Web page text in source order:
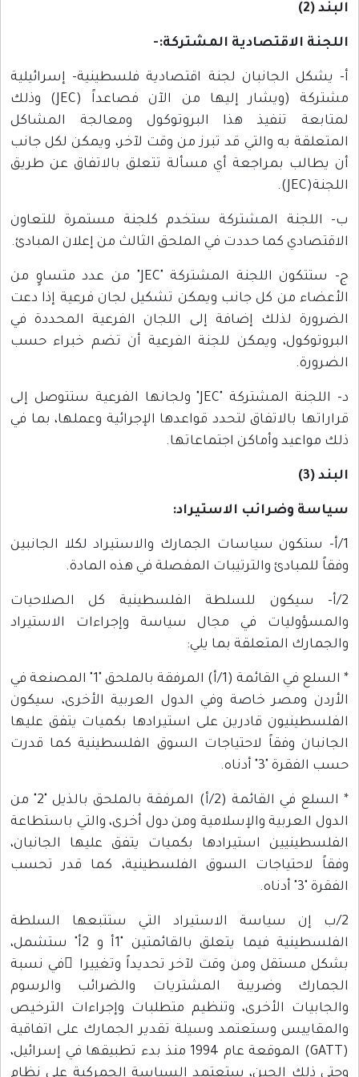
البند (2)
اللجنة الاقتصادية المشتركة:-
أ- يشكل الجانبان لجنة اقتصادية فلسطينية- إسرائيلية
مشتركة (ويشار إليها من الآن فصاعداً (JEC) وذلك
لمتابعة تنفيذ هذا البروتوكول ومعالجة المشاكل
المتعلقة به والتي قد تبرز من وقت لآخر، ويمكن لكل جانب
أن يطالب بمراجعة أي مسألة تتعلق بالاتفاق عن طريق
اللجنة(JEC).
ب- اللجنة المشتركة ستخدم كلجنة مستمرة للتعاون
الاقتصادي كما حددت في الملحق الثالث من إعلان المبادئ.
ج- ستتكون اللجنة المشتركة "JEC" من عدد متساوٍ من
الأعضاء من كل جانب ويمكن تشكيل لجان فرعية إذا دعت
الضرورة لذلك إضافة إلى اللجان الفرعية المحددة في
البروتوكول، ويمكن للجنة الفرعية أن تضم خبراء حسب
الضرورة.
د- اللجنة المشتركة "JEC" ولجانها الفرعية ستتوصل إلى
قراراتها بالاتفاق لتحدد قواعدها الإجرائية وعملها، بما في
ذلك مواعيد وأماكن اجتماعاتها.
البند (3)
سياسة وضرائب الاستيراد:
1/أ- ستكون سياسات الجمارك والاستيراد لكلا الجانبين
وفقاً للمبادئ والترتيبات المفصلة في هذه المادة.
2/أ- سيكون للسلطة الفلسطينية كل الصلاحيات
والمسؤوليات في مجال سياسة وإجراءات الاستيراد
والجمارك المتعلقة بما يلي:
* السلع في القائمة (1/أ) المرفقة بالملحق "1" المصنعة في
الأردن ومصر خاصة وفي الدول العربية الأخرى، سيكون
الفلسطينيون قادرين على استيرادها بكميات يتفق عليها
الجانبان وفقاً لاحتياجات السوق الفلسطينية كما قدرت
حسب الفقرة "3" أدناه.
* السلع في القائمة (2/أ) المرفقة بالملحق بالذيل "2" من
الدول العربية والإسلامية ومن دول أخرى، والتي باستطاعة
الفلسطينيين استيرادها بكميات يتفق عليها الجانبان،
وفقاً لاحتياجات السوق الفلسطينية، كما قدر تحسب
الفقرة "3" أدناه.
2/ب إن سياسة الاستيراد التي ستتبعها السلطة
الفلسطينية فيما يتعلق بالقائمتين "1أ و 2أ" ستشمل،
بشكل مستقل ومن وقت لآخر تحديداً وتغييرا ًفي نسبة
الجمارك وضريبة المشتريات والضرائب والرسوم
والجابيات الأخرى، وتنظيم متطلبات وإجراءات الترخيص
والمقاييس وستعتمد وسيلة تقدير الجمارك على اتفاقية
(GATT) الموقعة عام 1994 منذ بدء تطبيقها في إسرائيل،
وحتى ذلك الحين، ستعتمد السياسة الجمركية على نظام